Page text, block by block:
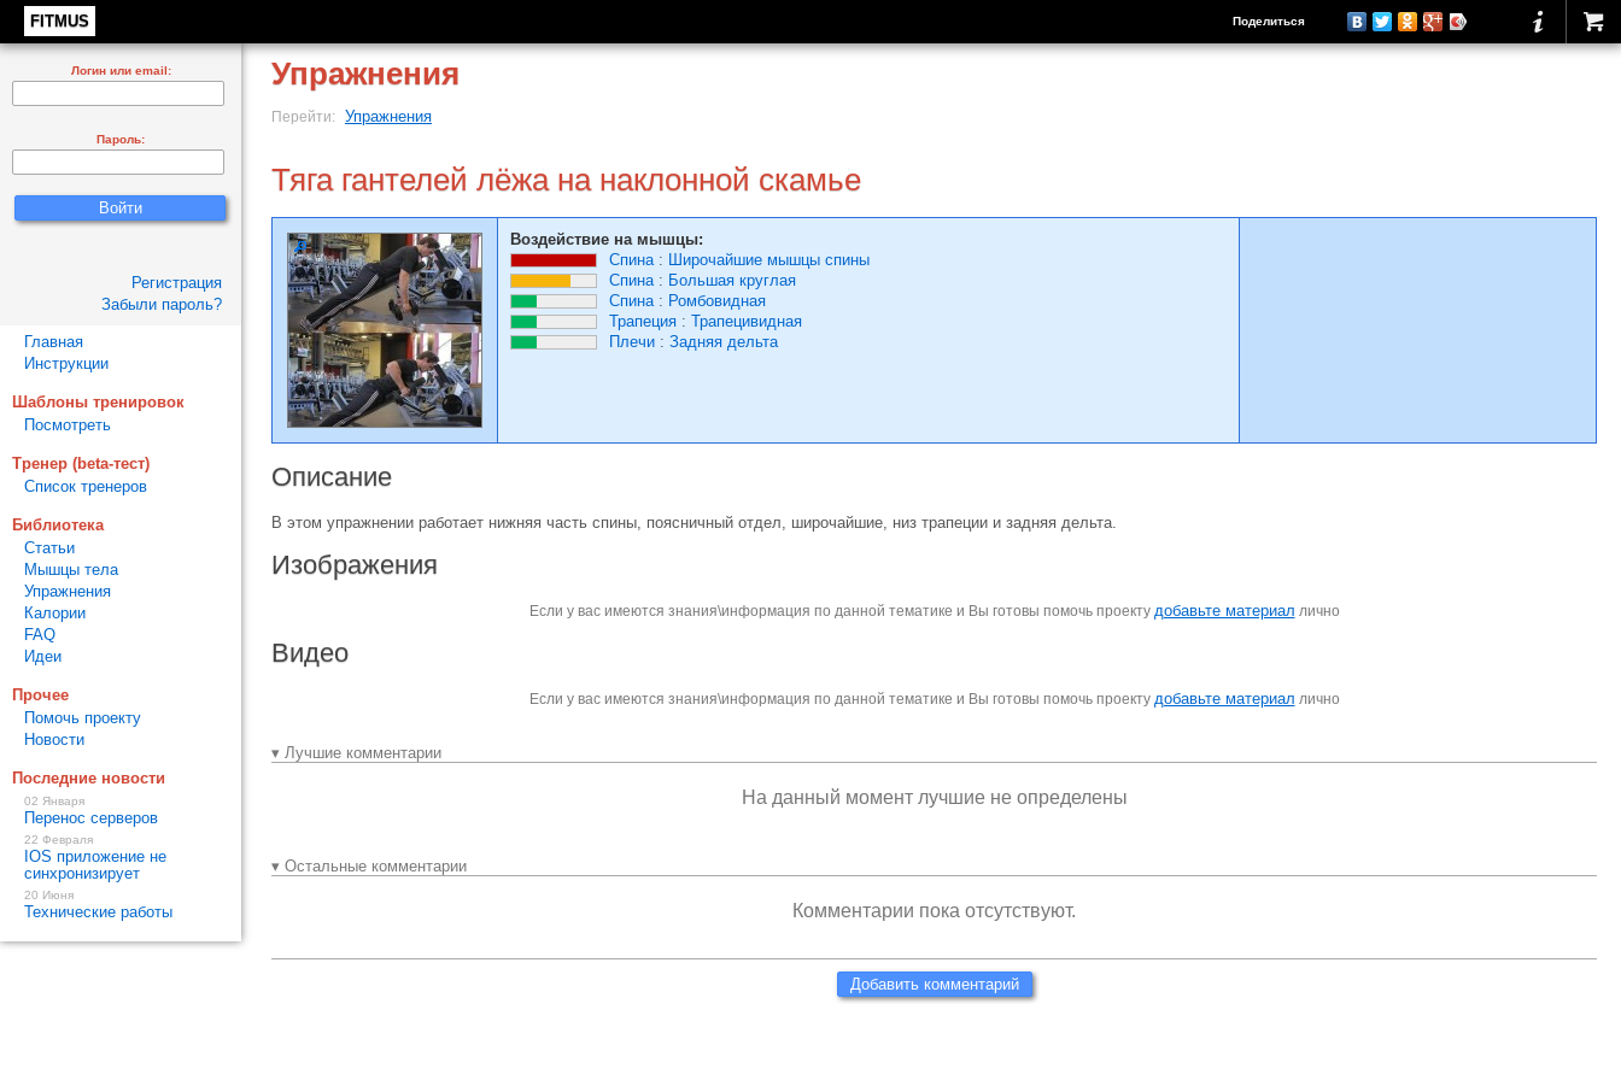
FITMUS Поделиться
Упражнения
Перейти: Упражнения
Тяга гантелей лёжа на наклонной скамье
Воздействие на мышцы:
Спина: Широчайшие мышцы спины
Спина: Большая круглая
Спина: Ромбовидная
Трапеция : Трапецивидная
Плечи : Задняя дельта
Описание
В этом упражнении работает нижняя часть спины, поясничный отдел, широчайшие, низ трапеции и задняя дельта.
Изображения
Если у вас имеются знания\информация по данной тематике и Вы готовы помочь проекту добавьте материал лично
Видео
Если у вас имеются знания\информация по данной тематике и Вы готовы помочь проекту добавьте материал лично
▾ Лучшие комментарии
На данный момент лучшие не определены
▾ Остальные комментарии
Комментарии пока отсутствуют.
Добавить комментарий
Логин или email:
Пароль:
Регистрация
Забыли пароль?
Главная
Инструкции
Шаблоны тренировок
Посмотреть
Тренер (beta-тест)
Список тренеров
Библиотека
Статьи
Мышцы тела
Упражнения
Калории
FAQ
Идеи
Прочее
Помочь проекту
Новости
Последние новости
02 Января
Перенос серверов
22 Февраля
IOS приложение не
синхронизирует
20 Июня
Технические работы